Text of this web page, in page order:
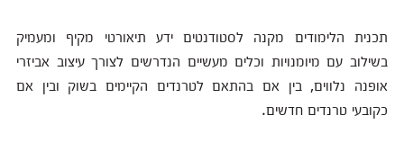
תכנית הלימודים מקנה לסטודנטים ידע תיאורטי מקיף ומעמיק
בשילוב עם מיומנויות וכלים מעשיים הנדרשים לצורך עיצוב אביזרי
אופנה נלווים, בין אם בהתאם לטרנדים הקיימים בשוק ובין אם
כקובעי טרנדים חדשים.